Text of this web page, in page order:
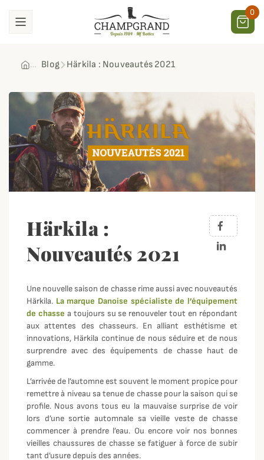
0
Blog Härkila : Nouveautés 2021
Härkila :
Nouveautés 2021
Une nouvelle saison de chasse rime aussi avec nouveautés
Härkila. La marque Danoise spécialiste de l’équipement
de chasse a toujours su se renouveler tout en répondant
aux attentes des chasseurs. En alliant esthétisme et
innovations, Härkila continue de nous séduire et de nous
surprendre avec des équipements de chasse haut de
gamme.
L’arrivée de l’automne est souvent le moment propice pour
remettre à niveau sa tenue de chasse pour la saison qui se
profile. Nous avons tous eu la mauvaise surprise de voir
lors d’une sortie automnale sa vieille veste de chasse
commencer à prendre l’eau. Ou encore voir nos bonnes
vieilles chaussures de chasse se fatiguer à force de subir
tant d’usure depuis des années.